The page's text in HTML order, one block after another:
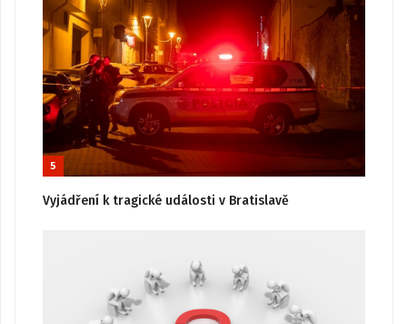
5
Vyjádření k tragické události v Bratislavě